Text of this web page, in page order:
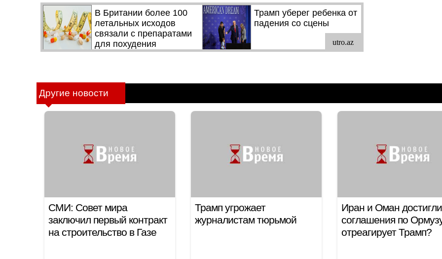
Другие новости
СМИ: Совет мира
заключил первый контракт
на строительство в Газе
Трамп угрожает
журналистам тюрьмой
Иран и Оман достигли
соглашения по
отреагирует Трамп?